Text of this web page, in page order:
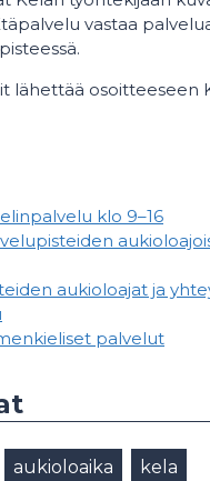
vastaa
lähettää osoitteeseen
klo 9–16
aukioloajat ja
palvelut
aukioloaika kela